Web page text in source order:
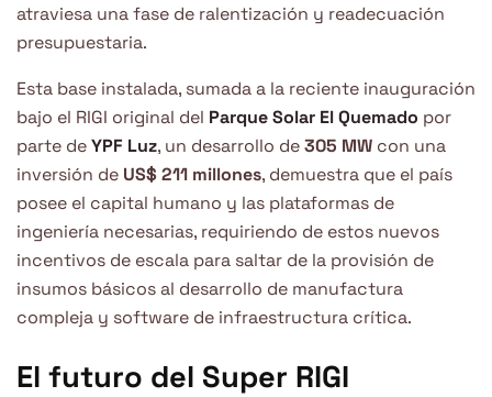
atraviesa una fase de ralentización y readecuación
presupuestaria.
Esta base instalada, sumada a la reciente inauguración
bajo el RIGI original del Parque Solar El Quemado por
parte deYPF Luz, un desarrollo de305 MW con una
inversión de US$ 211 millones, demuestra que el país
posee el capital humano y las plataformas de
ingeniería necesarias, requiriendo de estos nuevos
incentivos de escala para saltar de la provisión de
insumos básicos al desarrollo de manufactura
compleja y software de infraestructura crítica.
El futuro del Super RIGI